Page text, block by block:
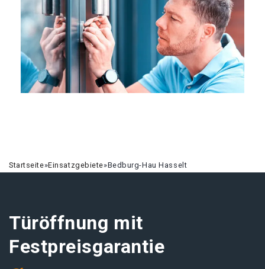
Startseite»Einsatzgebiete»Bedburg-Hau Hasselt
Türöffnung mit
Festpreisgarantie